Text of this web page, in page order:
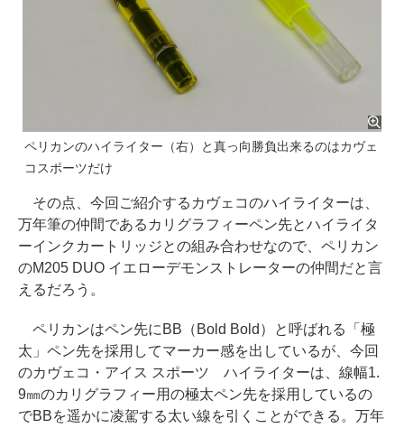
ペリカンのハイライター（右）と真っ向勝負出来るのはカヴェ
コスポーツだけ
その点、今回ご紹介するカヴェコのハイライターは、
万年筆の仲間であるカリグラフィーペン先とハイライタ
ーインクカートリッジとの組み合わせなので、ペリカン
のM205 DUO イエローデモンストレーターの仲間だと言
えるだろう。
ペリカンはペン先にBB（Bold Bold）と呼ばれる「極
太」ペン先を採用してマーカー感を出しているが、今回
のカヴェコ・アイス スポーツ ハイライターは、線幅1.
9㎜のカリグラフィー用の極太ペン先を採用しているの
でBBを遥かに凌駕する太い線を引くことができる。万年